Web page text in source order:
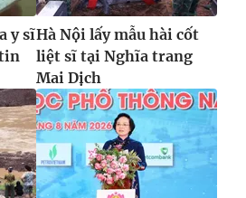
y sĩHà Nội lấy mẫu hài cốt
liệt sĩ tại Nghĩa trang
Mai Dịch